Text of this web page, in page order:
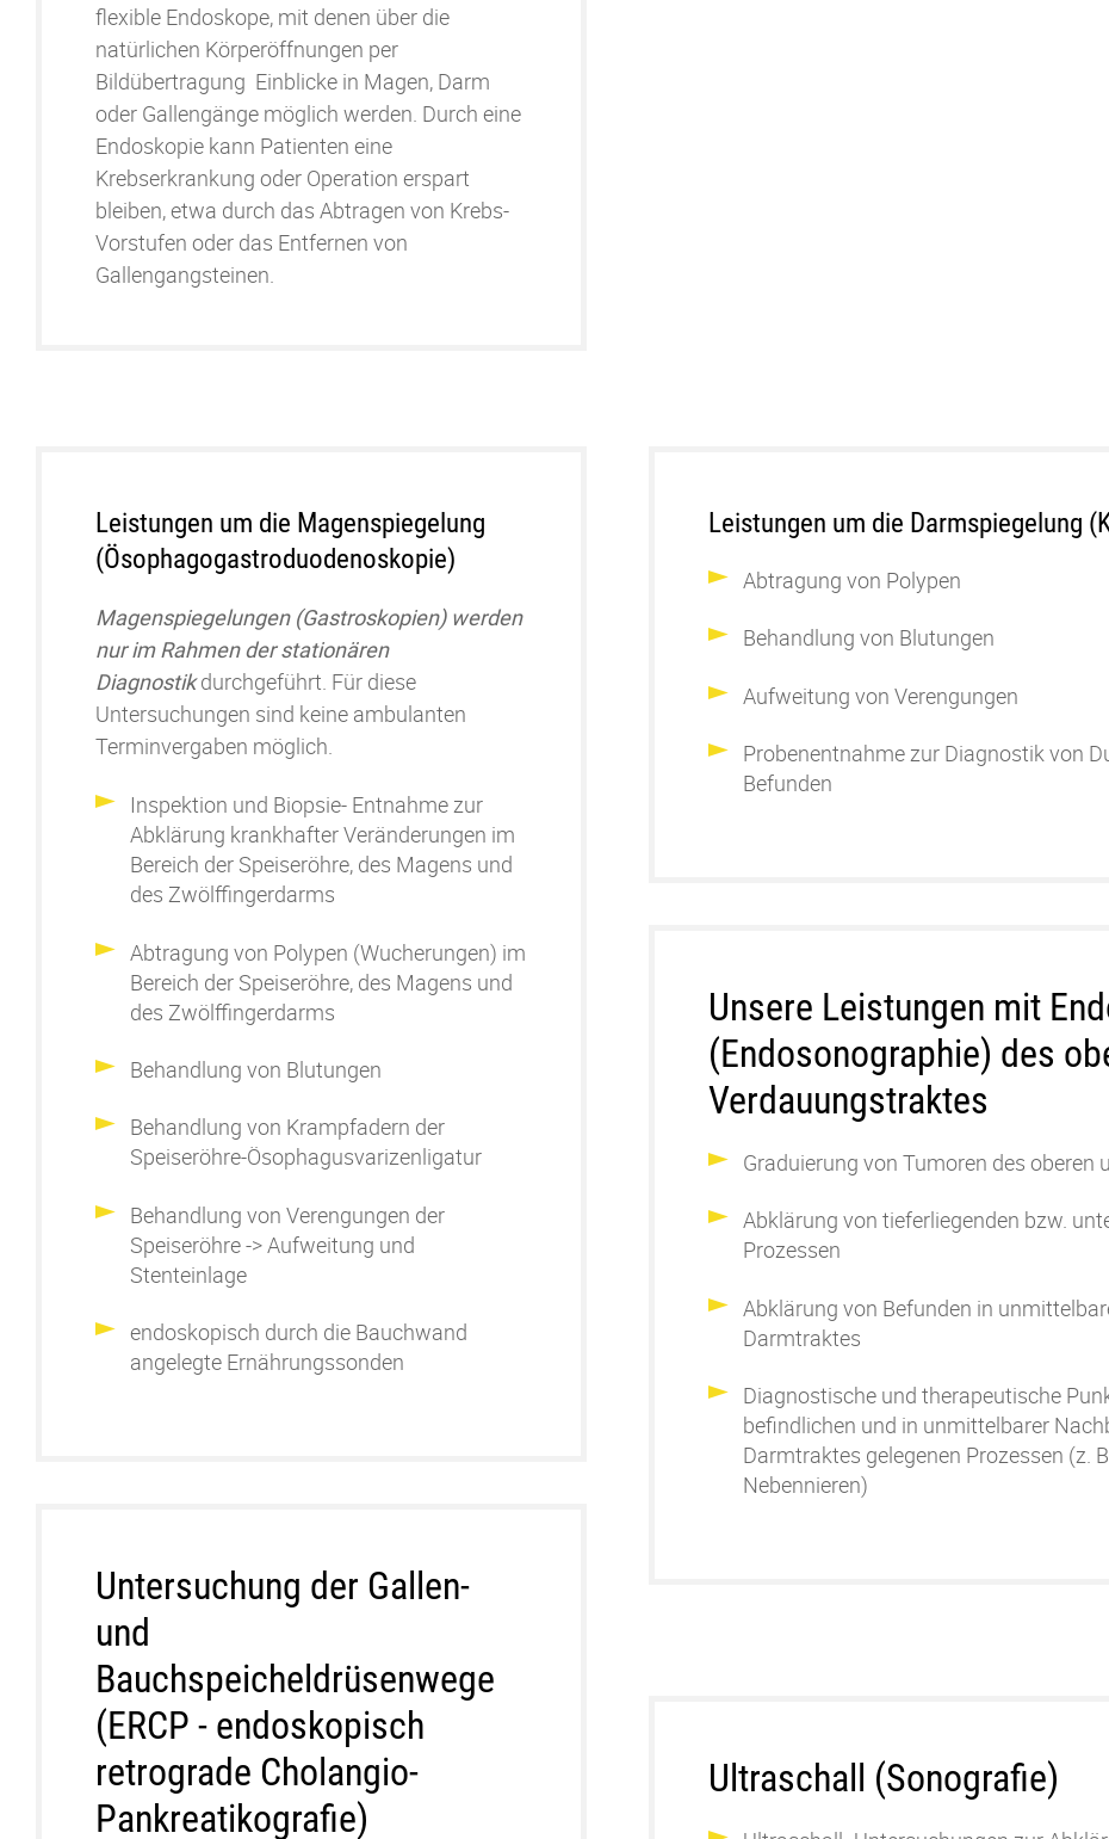
flexible Endoskope, mit denen über die
natürlichen Körperöffnungen per
Bildübertragung Einblicke in Magen, Darm
oder Gallengänge möglich werden. Durch eine
Endoskopie kann Patienten eine
Krebserkrankung oder Operation erspart
bleiben, etwa durch das Abtragen von Krebs-
Vorstufen oder das Entfernen von
Gallengangsteinen.
Leistungen um die Magenspiegelung
(Ösophagogastroduodenoskopie)
Magenspiegelungen (Gastroskopien) werden
nur im Rahmen der stationären
Diagnostikdurchgeführt. Für diese
Untersuchungen sind keine ambulanten
Terminvergaben möglich.
Inspektion und Biopsie- Entnahme zur
Abklärung krankhafter Veränderungen im
Bereich der Speiseröhre, des Magens und
des Zwölffingerdarms
Abtragung von Polypen (Wucherungen) im
Bereich der Speiseröhre, des Magens und
des Zwölffingerdarms
Behandlung von Blutungen
Behandlung von Krampfadern der
Speiseröhre-Ösophagusvarizenligatur
Behandlung von Verengungen der
Speiseröhre ->Aufweitung und
Stenteinlage
endoskopisch durch die Bauchwand
angelegte Ernährungssonden
Untersuchung der Gallen-
und
Bauchspeicheldrüsenwege
(ERCP - endoskopisch
retrograde Cholangio-
Pankreatikografie)
Leistungen um die Darmspiegelung
Abtragung von Polypen
Behandlung von Blutungen
Aufweitung von Verengungen
Probenentnahme zur Diagnostik von
Befunden
Unsere Leistungen mit
(Endosonographie) des
Verdauungstraktes
Graduierung von Tumoren des oberen
Abklärung von tieferliegenden bzw.
Prozessen
Abklärung von Befunden in
Darmtraktes
Diagnostische und therapeutische
befindlichen und in unmittelbarer
Darmtraktes gelegenen Prozessen (z.
Nebennieren)
Ultraschall (Sonografie)